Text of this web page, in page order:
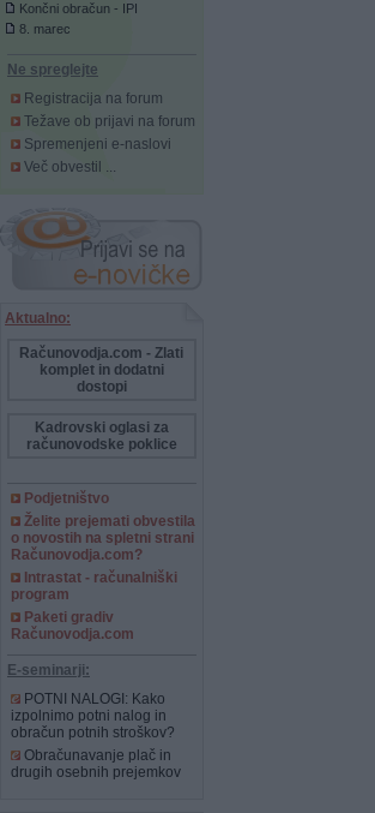
Končni obračun - IPI
8. marec
Ne spreglejte
Registracija na forum
Težave ob prijavi na forum
Spremenjeni e-naslovi
Več obvestil ...
Aktualno:
Računovodja.com - Zlati
komplet in dodatni
dostopi
Kadrovski oglasi za
računovodske poklice
Podjetništvo
Želite prejemati obvestila
o novostih na spletni strani
Računovodja.com?
Intrastat - računalniški
program
Paketi gradiv
Računovodja.com
E-seminarji:
POTNI NALOGI: Kako
izpolnimo potni nalog in
obračun potnih stroškov?
Obračunavanje plač in
drugih osebnih prejemkov